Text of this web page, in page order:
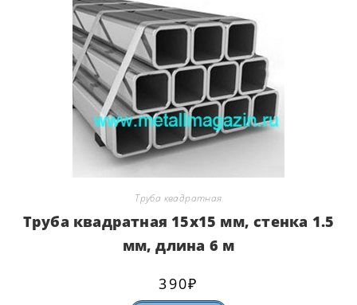
Труба квадратная
Труба квадратная 15х15 мм, стенка 1.5
мм, длина 6 м
390₽